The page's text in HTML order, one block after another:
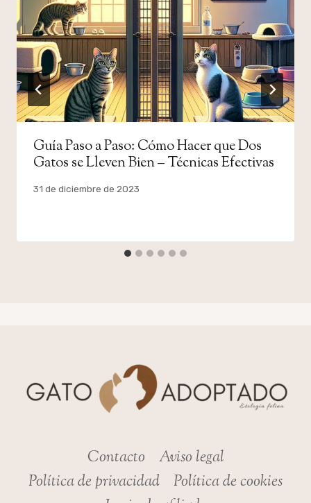
Guía Paso a Paso: Cómo Hacer que Dos
Gatos se Lleven Bien – Técnicas Efectivas
Por
31 de diciembre de 2023
Contacto
Aviso legal
Política de privacidad
Política de cookies